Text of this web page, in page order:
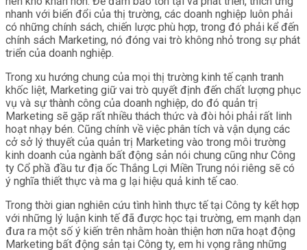
nhanh với biến đổi của thị trường, các doanh nghiệp luôn phải
có những chính sách, chiến lược phù hợp, trong đó phải kể đến
chính sách Marketing, nó đóng vai trò không nhỏ trong sự phát
triển của doanh nghiệp.
Trong xu hướng chung của mọi thị trường kinh tế cạnh tranh
khốc liệt, Marketing giữ vai trò quyết định đến chất lượng phục
vụ và sự thành công của doanh nghiệp, do đó quản trị
Marketing sẽ gặp rất nhiều thách thức và đòi hỏi phải rất linh
hoạt nhạy bén. Cũng chính về việc phân tích và vận dụng các
cở sở lý thuyết của quản trị Marketing vào trong môi trường
kinh doanh của ngành bất động sản nói chung cũng như Công
ty Cổ phầ đầu tư địa ốc Thắng Lợi Miền Trung nói riêng sẽ có
ý nghĩa thiết thực và ma g lại hiệu quả kinh tế cao.
Trong thời gian nghiên cứu tình hình thực tế tại Công ty kết hợp
với những lý luận kinh tế đã được học tại trường, em mạnh dạn
đưa ra một số ý kiến trên nhằm hoàn thiện hơn nữa hoạt động
Marketing bất động sản tại Công ty, em hi vọng rằng những